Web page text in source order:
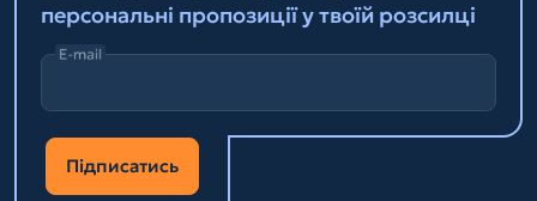
персональні пропозиції у твоїй розсилці
E-mail
Підписатись